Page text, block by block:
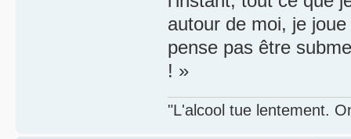
autour de moi, je
pense pas être
! »
"L'alcool tue lentement.